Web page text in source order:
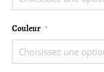
Couleur